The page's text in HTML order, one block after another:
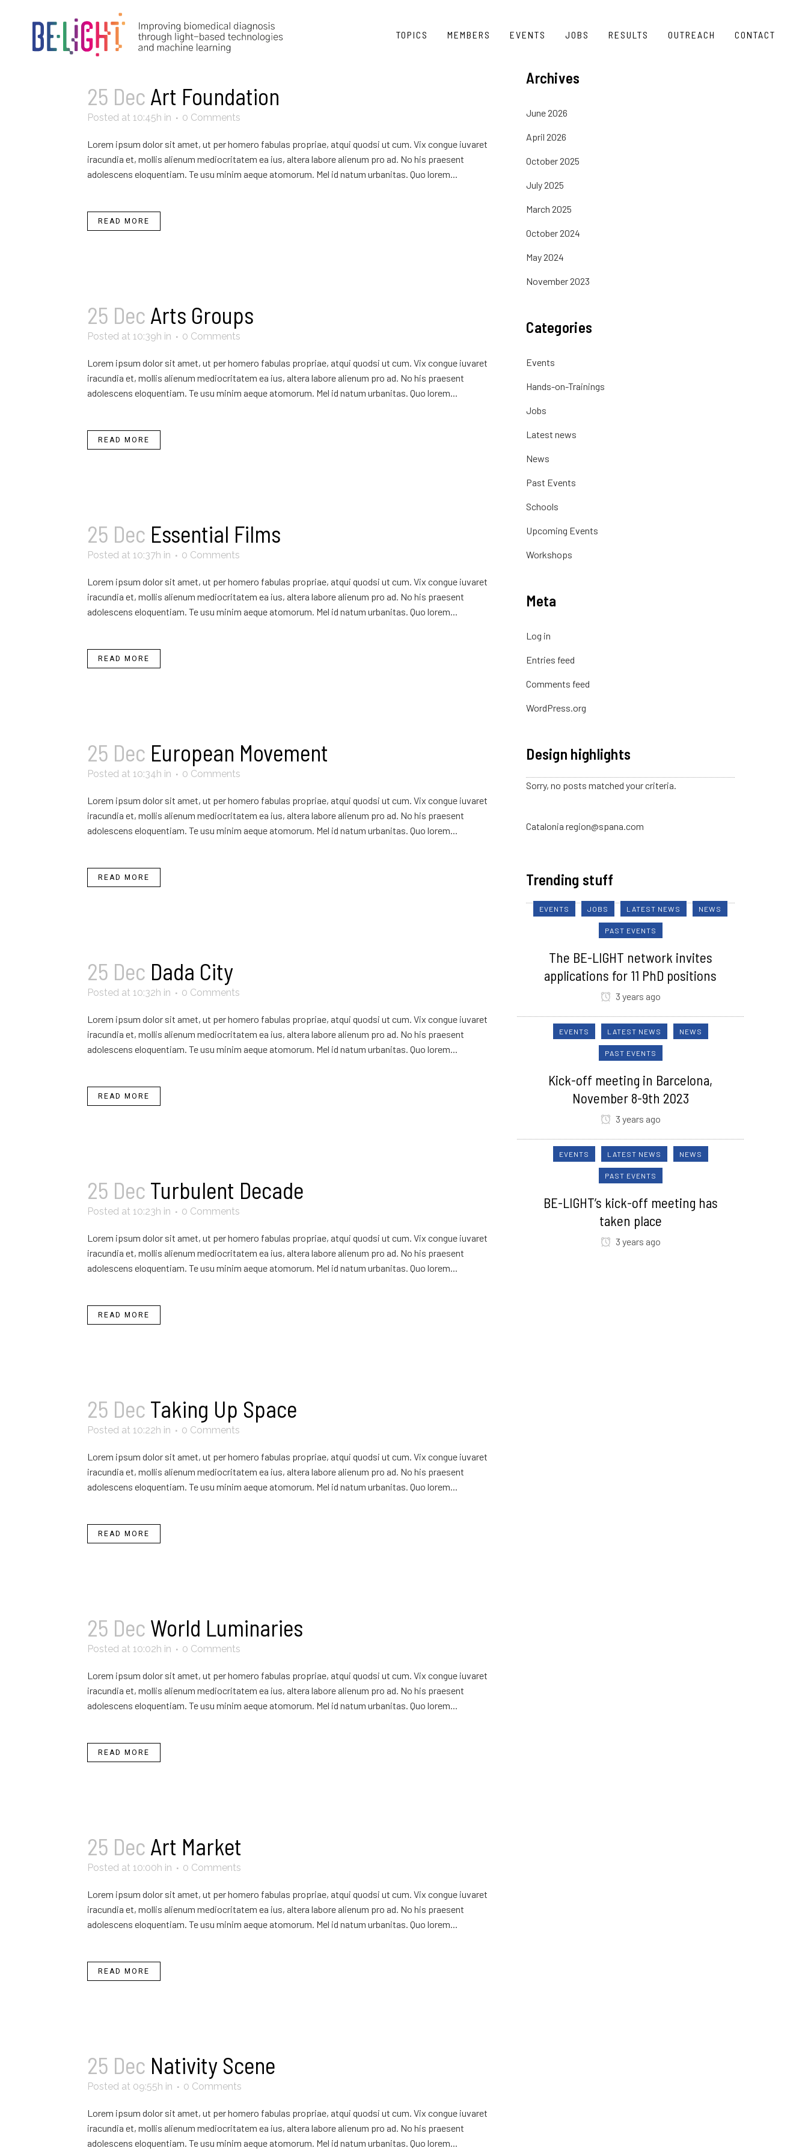
TOPICS MEMBERS EVENTS JOBS RESULTS OUTREACH CONTACT
25 Dec Art Foundation
Posted at 10:45h in 0 Comments
Lorem ipsum dolor sit amet, ut per homero fabulas propriae, atqui quodsi ut cum. Vix congue iuvaret
iracundia et, mollis alienum mediocritatem ea ius, altera labore alienum pro ad. No his praesent
adolescens eloquentiam. Te usu minim aeque atomorum. Mel id natum urbanitas. Quo lorem...
READ MORE
25 Dec Arts Groups
Posted at 10:39h in 0 Comments
Lorem ipsum dolor sit amet, ut per homero fabulas propriae, atqui quodsi ut cum. Vix congue iuvaret
iracundia et, mollis alienum mediocritatem ea ius, altera labore alienum pro ad. No his praesent
adolescens eloquentiam. Te usu minim aeque atomorum. Mel id natum urbanitas. Quo lorem...
READ MORE
25 Dec Essential Films
Posted at 10:37h in 0 Comments
Lorem ipsum dolor sit amet, ut per homero fabulas propriae, atqui quodsi ut cum. Vix congue iuvaret
iracundia et, mollis alienum mediocritatem ea ius, altera labore alienum pro ad. No his praesent
adolescens eloquentiam. Te usu minim aeque atomorum. Mel id natum urbanitas. Quo lorem...
READ MORE
25 Dec European Movement
Posted at 10:34h in 0 Comments
Lorem ipsum dolor sit amet, ut per homero fabulas propriae, atqui quodsi ut cum. Vix congue iuvaret
iracundia et, mollis alienum mediocritatem ea ius, altera labore alienum pro ad. No his praesent
adolescens eloquentiam. Te usu minim aeque atomorum. Mel id natum urbanitas. Quo lorem...
READ MORE
25 Dec Dada City
Posted at 10:32h in 0 Comments
Lorem ipsum dolor sit amet, ut per homero fabulas propriae, atqui quodsi ut cum. Vix congue iuvaret
iracundia et, mollis alienum mediocritatem ea ius, altera labore alienum pro ad. No his praesent
adolescens eloquentiam. Te usu minim aeque atomorum. Mel id natum urbanitas. Quo lorem...
READ MORE
25 Dec Turbulent Decade
Posted at 10:23h in 0 Comments
Lorem ipsum dolor sit amet, ut per homero fabulas propriae, atqui quodsi ut cum. Vix congue iuvaret
iracundia et, mollis alienum mediocritatem ea ius, altera labore alienum pro ad. No his praesent
adolescens eloquentiam. Te usu minim aeque atomorum. Mel id natum urbanitas. Quo lorem...
READ MORE
25 Dec Taking Up Space
Posted at 10:22h in 0 Comments
Lorem ipsum dolor sit amet, ut per homero fabulas propriae, atqui quodsi ut cum. Vix congue iuvaret
iracundia et, mollis alienum mediocritatem ea ius, altera labore alienum pro ad. No his praesent
adolescens eloquentiam. Te usu minim aeque atomorum. Mel id natum urbanitas. Quo lorem...
READ MORE
25 Dec World Luminaries
Posted at 10:02h in 0 Comments
Lorem ipsum dolor sit amet, ut per homero fabulas propriae, atqui quodsi ut cum. Vix congue iuvaret
iracundia et, mollis alienum mediocritatem ea ius, altera labore alienum pro ad. No his praesent
adolescens eloquentiam. Te usu minim aeque atomorum. Mel id natum urbanitas. Quo lorem...
READ MORE
25 Dec Art Market
Posted at 10:00h in 0 Comments
Lorem ipsum dolor sit amet, ut per homero fabulas propriae, atqui quodsi ut cum. Vix congue iuvaret
iracundia et, mollis alienum mediocritatem ea ius, altera labore alienum pro ad. No his praesent
adolescens eloquentiam. Te usu minim aeque atomorum. Mel id natum urbanitas. Quo lorem...
READ MORE
25 Dec Nativity Scene
Posted at 09:55h in 0 Comments
Lorem ipsum dolor sit amet, ut per homero fabulas propriae, atqui quodsi ut cum. Vix congue iuvaret
iracundia et, mollis alienum mediocritatem ea ius, altera labore alienum pro ad. No his praesent
adolescens eloquentiam. Te usu minim aeque atomorum. Mel id natum urbanitas. Quo lorem...
Archives
June 2026
April 2026
October 2025
July 2025
March 2025
October 2024
May 2024
November 2023
Categories
Events
Hands-on-Trainings
Jobs
Latest news
News
Past Events
Schools
Upcoming Events
Workshops
Meta
Log in
Entries feed
Comments feed
WordPress.org
Design highlights
Sorry, no posts matched your criteria.
Catalonia region@spana.com
Trending stuff
EVENTS JOBS LATEST NEWS NEWS
PAST EVENTS
The BE-LIGHT network invites
applications for 11 PhD positions
3 years ago
EVENTS LATEST NEWS NEWS
PAST EVENTS
Kick-off meeting in Barcelona,
November 8-9th 2023
3 years ago
EVENTS LATEST NEWS NEWS
PAST EVENTS
BE-LIGHT’s kick-off meeting has
taken place
3 years ago